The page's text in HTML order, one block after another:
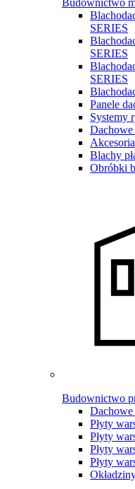
Budownictwo
SERIES
SERIES
SERIES
Panele
Systemy
Blachy
Obróbki
Budownictwo
Płyty
Płyty
Płyty
Płyty